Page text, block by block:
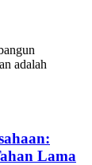
adalah
Lama